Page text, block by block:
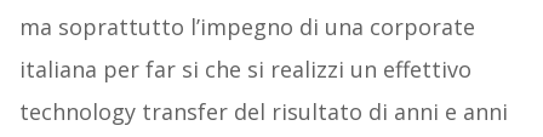
ma soprattutto l’impegno di una corporate
italiana per far si che si realizzi un effettivo
technology transfer del risultato di anni e anni